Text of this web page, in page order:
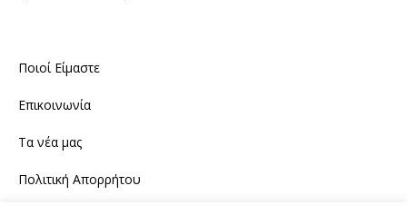
Ποιοί Είμαστε
Επικοινωνία
Τα νέα μας
Πολιτική Απορρήτου